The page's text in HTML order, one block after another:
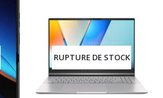
RUPTURE DE STOCK